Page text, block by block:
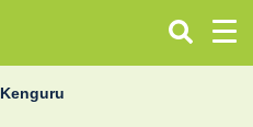
Kenguru